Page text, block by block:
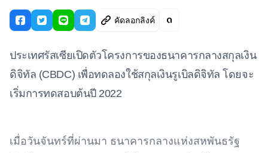
คัดลอกลิงค์
ประเทศรัสเซียเปิดตัวโครงการของธนาคารกลางสกุลเงิน
ดิจิทัล (CBDC) เพื่อทดลองใช้สกุลเงินรูเบิลดิจิทัล โดยจะ
เริ่มการทดสอบต้นปี 2022
เมื่อวันจันทร์ที่ผ่านมา ธนาคารกลางแห่งสหพันธรัฐ